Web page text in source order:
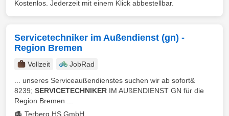
Kostenlos. Jederzeit mit einem Klick abbestellbar.
Servicetechniker im Außendienst (gn) -
Region Bremen
Vollzeit
JobRad
... unseres Serviceaußendienstes suchen wir ab sofort&
8239; SERVICETECHNIKER IM AUßENDIENST GN für die
Region Bremen ...
Terberg HS GmbH